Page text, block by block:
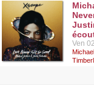
Ven